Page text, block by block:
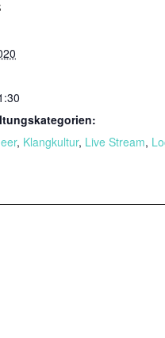
, Klangkultur, Live Stream,